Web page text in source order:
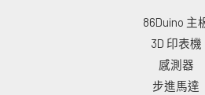
86Duino 主
3D 印表機
感測器
步進馬達